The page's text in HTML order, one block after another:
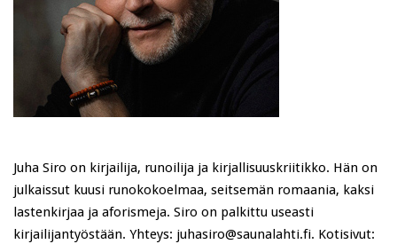
Juha Siro on kirjailija, runoilija ja kirjallisuuskriitikko. Hän on
julkaissut kuusi runokokoelmaa, seitsemän romaania, kaksi
lastenkirjaa ja aforismeja. Siro on palkittu useasti
kirjailijantyöstään. Yhteys: juhasiro@saunalahti.fi. Kotisivut: